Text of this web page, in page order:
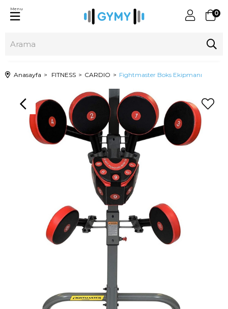
0
Menu
Anasayfa FITNESS CARDIO Fightmaster Boks Ekipmanı